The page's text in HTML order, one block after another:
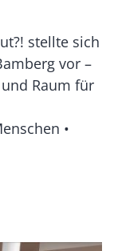
stellte sich
vor –
Raum für
•